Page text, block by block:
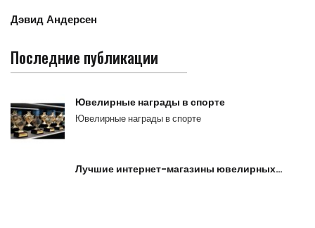
Дэвид Андерсен
Последние публикации
Ювелирные награды в спорте
Ювелирные награды в спорте
Лучшие интернет-магазины ювелирных…